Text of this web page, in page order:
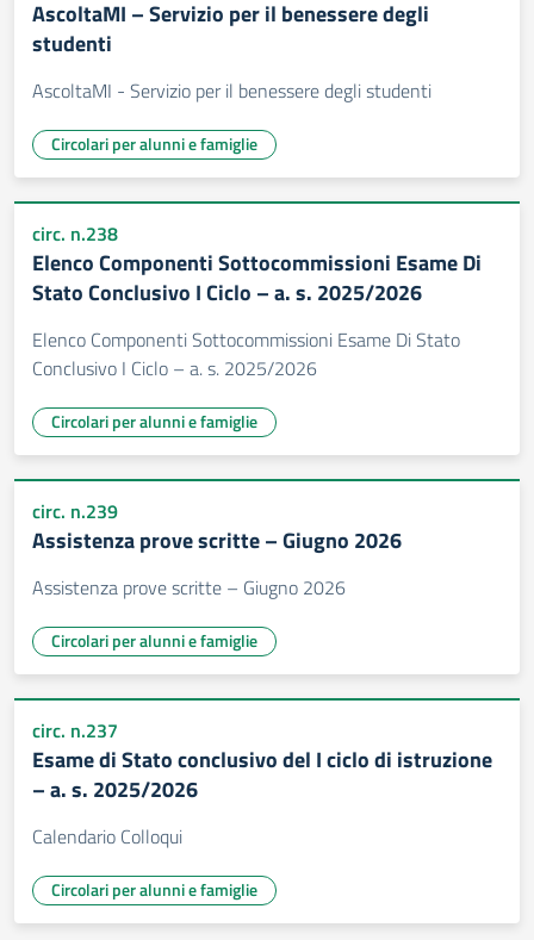
AscoltaMI – Servizio per il benessere degli
studenti
AscoltaMI - Servizio per il benessere degli studenti
Circolari per alunni e famiglie
circ. n.238
Elenco Componenti Sottocommissioni Esame Di
Stato Conclusivo I Ciclo – a. s. 2025/2026
Elenco Componenti Sottocommissioni Esame Di Stato
Conclusivo I Ciclo – a. s. 2025/2026
Circolari per alunni e famiglie
circ. n.239
Assistenza prove scritte – Giugno 2026
Assistenza prove scritte – Giugno 2026
Circolari per alunni e famiglie
circ. n.237
Esame di Stato conclusivo del I ciclo di istruzione
– a. s. 2025/2026
Calendario Colloqui
Circolari per alunni e famiglie